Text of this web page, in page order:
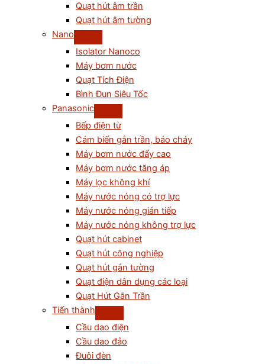
Quạt hút âm trần
Quạt hút âm tường
Nano
Isolator Nanoco
Máy bơm nước
Quạt Tích Điện
Bình Đun Siêu Tốc
Panasonic
Bếp điện từ
Cám biến gắn trần, báo cháy
Máy bơm nước đẩy cao
Máy bơm nước tăng áp
Máy lọc không khí
Máy nước nóng có trợ lực
Máy nước nóng gián tiếp
Máy nước nóng không trợ lực
Quạt hút cabinet
Quạt hút công nghiệp
Quạt hút gắn tường
Quạt điện dân dụng các loại
Quạt Hút Gắn Trần
Tiến thành
Cầu dao điện
Cầu dao đảo
Đuôi đèn